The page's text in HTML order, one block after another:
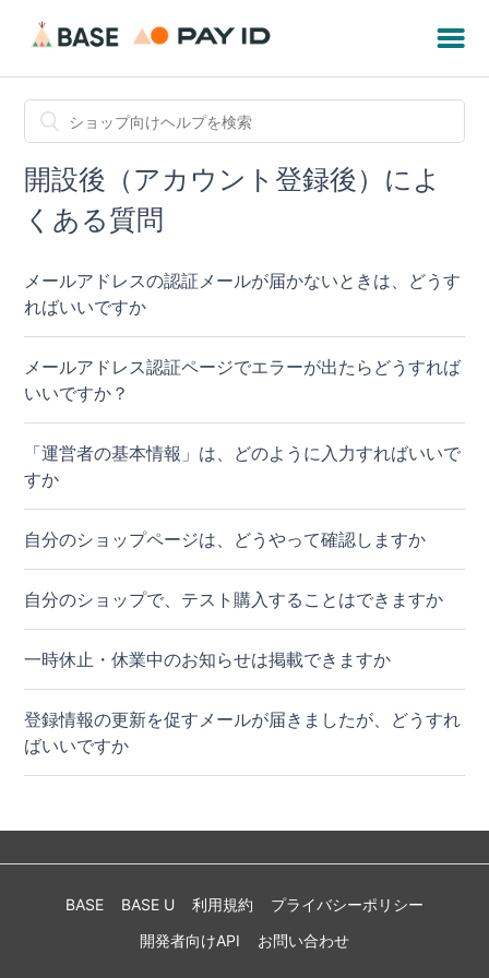
開設後（アカウント登録後）によ
くある質問
メールアドレスの認証メールが届かないときは、どうす
ればいいですか
メールアドレス認証ページでエラーが出たらどうすれば
いいですか？
「運営者の基本情報」は、どのように入力すればいいで
すか
自分のショップページは、どうやって確認しますか
自分のショップで、テスト購入することはできますか
一時休止・休業中のお知らせは掲載できますか
登録情報の更新を促すメールが届きましたが、どうすれ
ばいいですか
BASE BASE U 利用規約
プライバシーポリシー
開発者向けAPI
お問い合わせ